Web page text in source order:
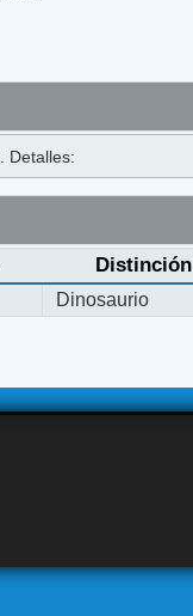
Detalles:
Distinción
Dinosaurio